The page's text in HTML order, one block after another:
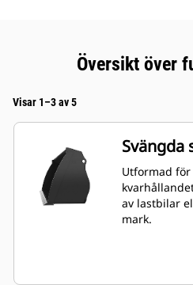
Översikt över
Visar 1–3 av 5
Svängda
Utformad
av lastbilar
mark.